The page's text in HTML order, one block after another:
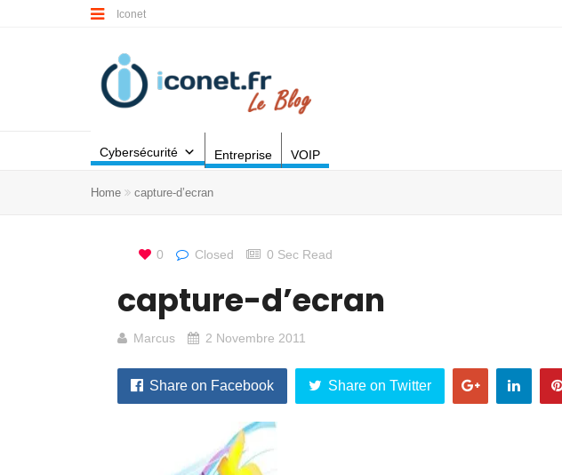
Iconet
Cybersécurité Entreprise VOIP
Home capture-d’ecran
0 Closed 0 Sec Read
capture-d’ecran
Marcus 2 Novembre 2011
Share on Facebook Share on Twitter